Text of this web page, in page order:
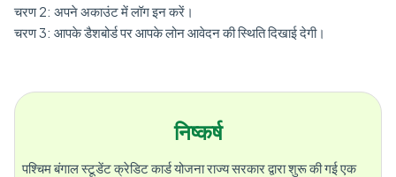
चरण 2: अपने अकाउंट में लॉग इन करें।
चरण 3: आपके डैशबोर्ड पर आपके लोन आवेदन की स्थिति दिखाई देगी।
निष्कर्ष
पश्चिम बंगाल स्टूडेंट क्रेडिट कार्ड योजना राज्य सरकार द्वारा शुरू की गई एक